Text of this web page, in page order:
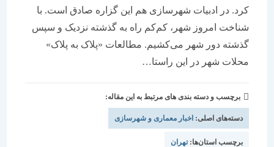
کرد. در ادبیات شهرسازی هم این گزاره صادق است. با
شناخت امروز شهر، کم‌کم راه به گذشته نزدیک و سپس
گذشته دور شهر می‌کشیم. مطالعات «پلاک به پلاک»
محلات شهر در این راستا…
برچسب و دسته بندی های مرتبط به این مقاله:
دسته‌های اصلی:اخبار معماری و شهرسازی
برچسب استان‌ها:تهران